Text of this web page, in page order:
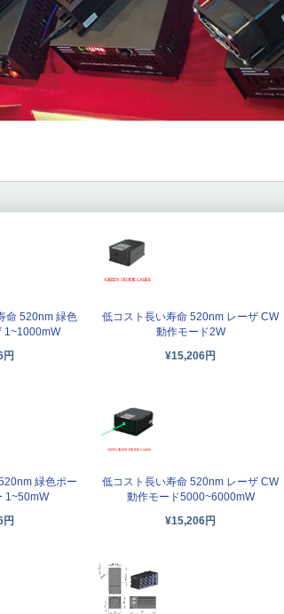
命 520nm 緑色
1~1000mW
低コスト長い寿命 520nm レーザ CW
動作モード2W
¥15,206円
緑色ポー
1~50mW
低コスト長い寿命 520nm レーザ CW
動作モード5000~6000mW
¥15,206円